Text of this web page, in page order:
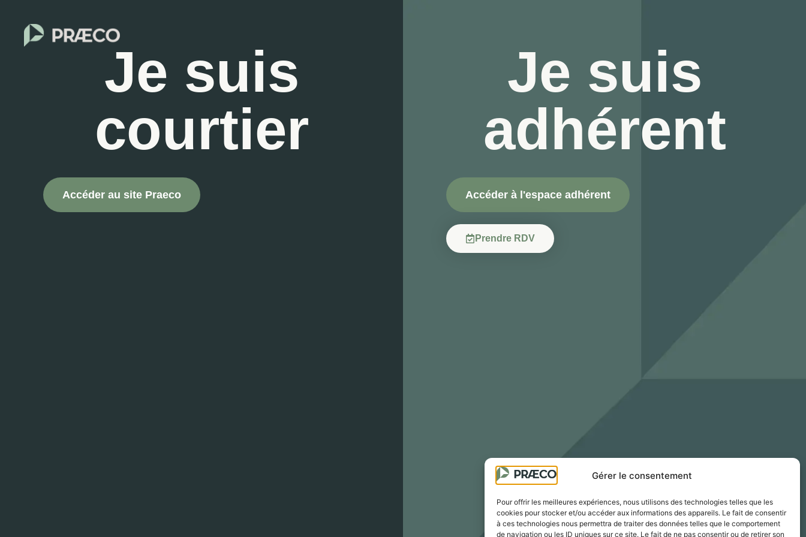
Gérer le consentement
Pour offrir les meilleures expériences, nous utilisons des technologies telles que les
cookies pour stocker et/ou accéder aux informations des appareils. Le fait de consentir
à ces technologies nous permettra de traiter des données telles que le comportement
de navigation ou les ID uniques sur ce site. Le fait de ne pas consentir ou de retirer son
Je suis
courtier
Accéder au site Praeco
Je suis
adhérent
Accéder à l'espace adhérent
Prendre RDV